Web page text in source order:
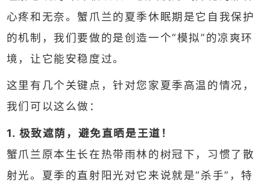
心疼和无奈。蟹爪兰的夏季休眠期是它自我保护
的机制，我们要做的是创造一个“模拟”的凉爽环
境，让它能安稳度过。
这里有几个关键点，针对您家夏季高温的情况，
我们可以这么做：
1. 极致遮荫，避免直晒是王道！
蟹爪兰原本生长在热带雨林的树冠下，习惯了散
射光。夏季的直射阳光对它来说就是“杀手”，特